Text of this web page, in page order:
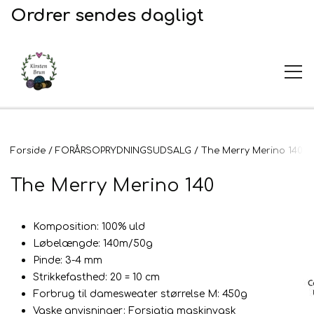
Ordrer sendes dagligt
UDSALG
Garn og opskrifter
Broderi
2. Sortering
Plejeprodukter
Forside FORÅRSOPRYDNINGSUDSALG The Merry Merino 140
The Merry Merino 140
Komposition: 100% uld
Løbelængde: 140m/50g
Pinde: 3-4 mm
Strikkefasthed: 20 = 10 cm
Forbrug til damesweater størrelse M: 450g
Vaske anvisninger: Forsigtig maskinvask